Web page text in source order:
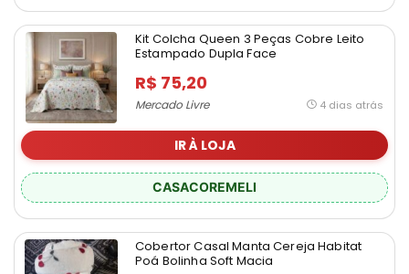
Kit Colcha Queen 3 Peças Cobre Leito
Estampado Dupla Face
R$ 75,20
Mercado Livre 4 dias atrás
IR À LOJA
CASACOREMELI
Cobertor Casal Manta Cereja Habitat
Poá Bolinha Soft Macia